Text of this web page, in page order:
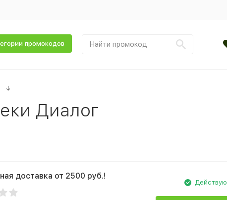
промокодов
↓
Диалог
доставка от 2500 руб.!